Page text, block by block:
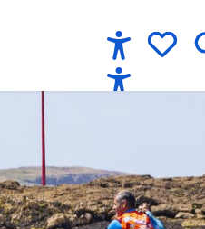
Accessibilité